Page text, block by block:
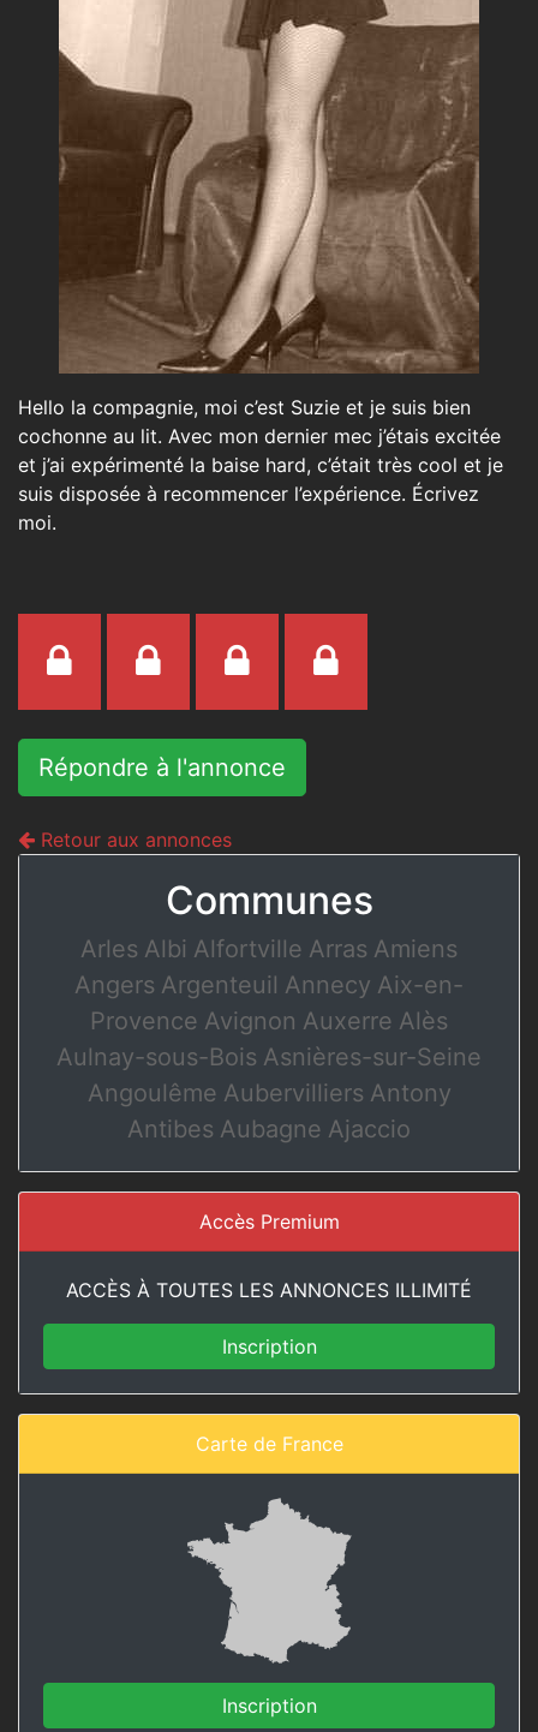
Hello la compagnie, moi c’est Suzie et je suis bien
cochonne au lit. Avec mon dernier mec j’étais excitée
et j’ai expérimenté la baise hard, c’était très cool et je
suis disposée à recommencer l’expérience. Écrivez
moi.
Répondre à l'annonce
Retour aux annonces
Communes
Arles Albi Alfortville Arras Amiens
Angers Argenteuil Annecy Aix-en-
Provence Avignon Auxerre Alès
Aulnay-sous-Bois Asnières-sur-Seine
Angoulême Aubervilliers Antony
Antibes Aubagne Ajaccio
Accès Premium
ACCÈS À TOUTES LES ANNONCES ILLIMITÉ
Inscription
Carte de France
Inscription